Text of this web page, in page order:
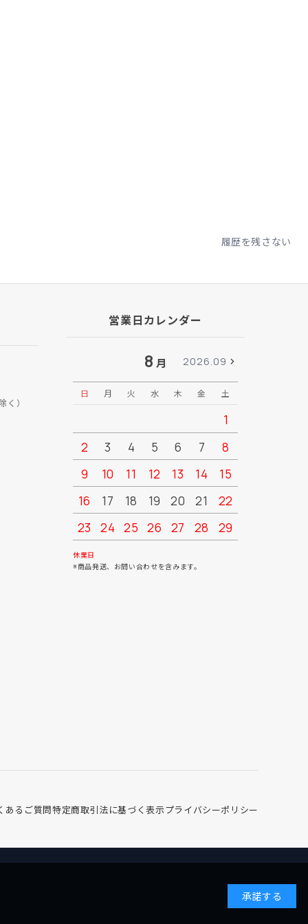
履歴を残さない
く）
営業日カレンダー
8 月 2026.09
日 月 火 水 木 金 土
1
2
3 4 5 6 7
8
9
10 11 12 13 14
15
16
17 18 19 20 21
22
23
24 25 26 27 28
29
30
休業日
※商品発送、お問い合わせを含みます。
あるご質問特定商取引法に基づく表示プライバシーポリシー
承諾する